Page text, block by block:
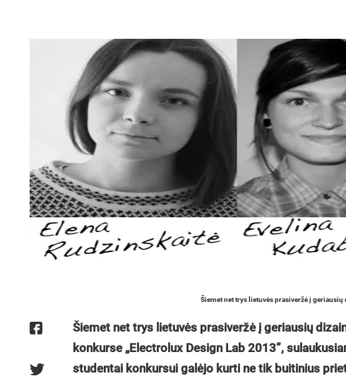
Šiemet net trys lietuvės prasiveržė į
Šiemet net trys lietuvės prasiveržė į geriausių
konkurse „Electrolux Design Lab 2013”,
studentai konkursui galėjo kurti ne tik buitinius